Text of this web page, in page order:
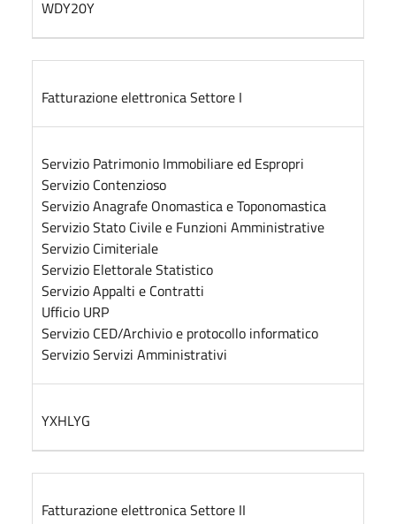
WDY20Y
Fatturazione elettronica Settore I
Servizio Patrimonio Immobiliare ed Espropri
Servizio Contenzioso
Servizio Anagrafe Onomastica e Toponomastica
Servizio Stato Civile e Funzioni Amministrative
Servizio Cimiteriale
Servizio Elettorale Statistico
Servizio Appalti e Contratti
Ufficio URP
Servizio CED/Archivio e protocollo informatico
Servizio Servizi Amministrativi
YXHLYG
Fatturazione elettronica Settore II